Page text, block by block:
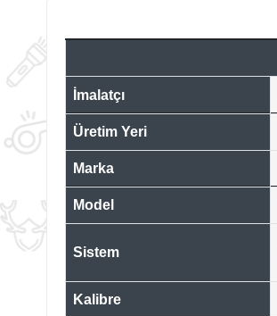
İmalatçı
Üretim Yeri
Marka
Model
Sistem
Kalibre